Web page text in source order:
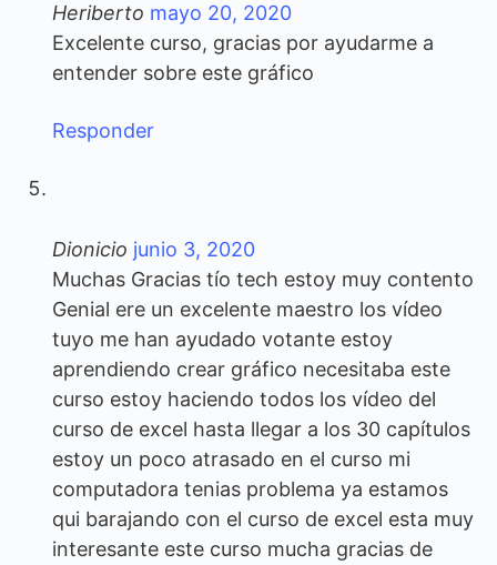
Heriberto mayo 20, 2020
Excelente curso, gracias por ayudarme a
entender sobre este gráfico
Responder
Dionicio junio 3, 2020
Muchas Gracias tío tech estoy muy contento
Genial ere un excelente maestro los vídeo
tuyo me han ayudado votante estoy
aprendiendo crear gráfico necesitaba este
curso estoy haciendo todos los vídeo del
curso de excel hasta llegar a los 30 capítulos
estoy un poco atrasado en el curso mi
computadora tenias problema ya estamos
qui barajando con el curso de excel esta muy
interesante este curso mucha gracias de